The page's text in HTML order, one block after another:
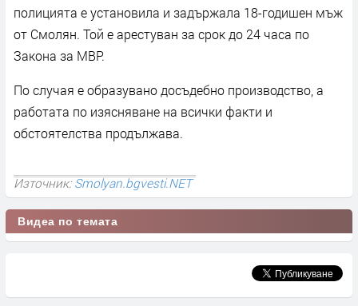
полицията е установила и задържала 18-годишен мъж
от Смолян. Той е арестуван за срок до 24 часа по
Закона за МВР.
По случая е образувано досъдебно производство, а
работата по изясняване на всички факти и
обстоятелства продължава.
Източник:Smolyan.bgvesti.NET
Видеа по темата